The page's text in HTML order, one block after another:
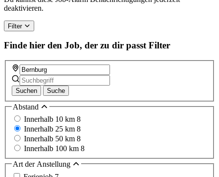
human,
this
field
deaktivieren.
Filter
Finde hier den Job, der zu dir passt Filter
Suchen Suche
Abstand
Innerhalb 10 km 8
Innerhalb 25 km 8
Innerhalb 50 km 8
Innerhalb 100 km 8
Art der Anstellung